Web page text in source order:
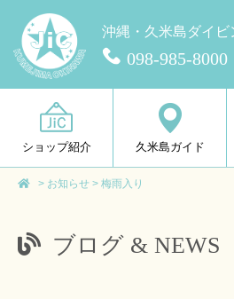
沖縄・久米島ダイビ
098-985-8000
ショップ紹介 久米島ガイド
> お知らせ > 梅雨入り
ブログ & NEWS